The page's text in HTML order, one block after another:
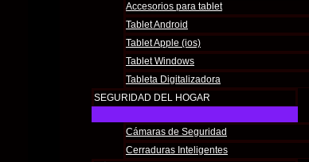
Accesorios para tablet
Tablet Android
Tablet Apple (ios)
Tablet Windows
Tableta Digitalizadora
SEGURIDAD DEL HOGAR
Cámaras de Seguridad
Cerraduras Inteligentes